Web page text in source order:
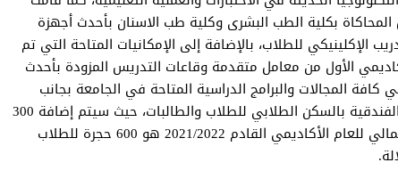
المحاكاة بكلية الطب البشرى وكلية طب الاسنان بأحدث أجهزة
الإكلينيكي للطلاب، بالإضافة إلى الإمكانيات المتاحة التي تم
الأول من معامل متقدمة وقاعات التدريس المزودة بأحدث
كافة المجالات والبرامج الدراسية المتاحة في الجامعة بجانب
مضاعفة عدد الحجرات الفندقية بالسكن الطلابي للطلاب والطالبات، حيث سيتم إضافة 300
حجرة ليكون العدد الإجمالي للعام الأكاديمي القادم 2021/2022 هو 600 حجرة للطلاب